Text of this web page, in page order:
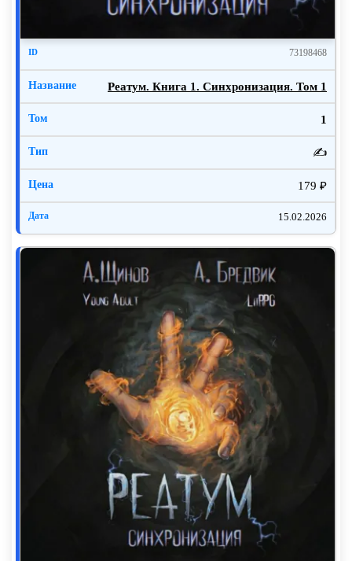
73198468
Реатум. Книга 1. Синхронизация. Том 1
1
✍️
179 ₽
15.02.2026